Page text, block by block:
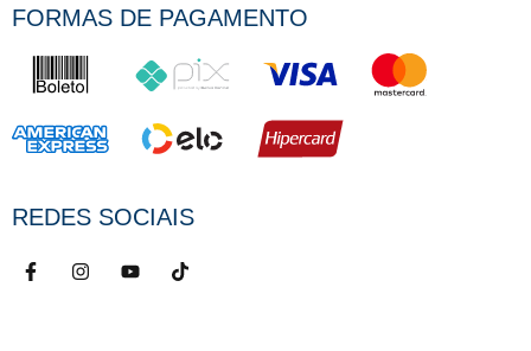
FORMAS DE PAGAMENTO
REDES SOCIAIS